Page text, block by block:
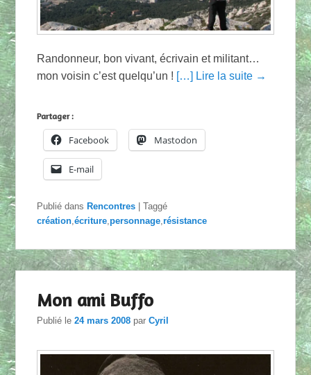
Randonneur, bon vivant, écrivain et militant…
mon voisin c’est quelqu’un ! […] Lire la suite →
Partager :
Facebook Mastodon
E-mail
Publié dans Rencontres |Taggé
création ,écriture ,personnage ,résistance
Mon ami Buffo
Publié le24 mars 2008 parCyril